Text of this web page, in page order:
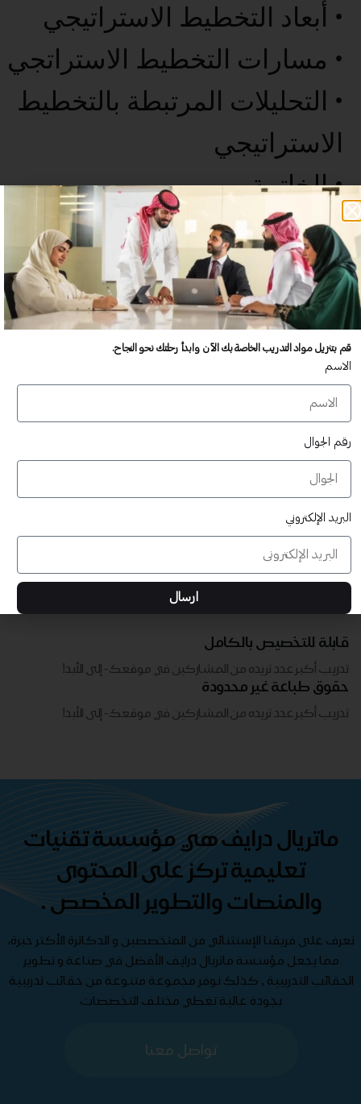
• أبعاد التخطيط الاستراتيجي
• مسارات التخطيط الاستراتجي
• التحليلات المرتبطة بالتخطيط
الاستراتيجي
• الخاتمة
عدد غير محدود من المستخدمين
تدريب أكبر عدد تريده من المشاركين في موقعك - ​​إلى الأبد!
لا توجد رسوم تجديد سنوية
تدريب أكبر عدد تريده من المشاركين في موقعك - ​​إلى الأبد!
قابلة للتخصيص بالكامل
تدريب أكبر عدد تريده من المشاركين في موقعك - ​​إلى الأبد!
حقوق طباعة غير محدودة
تدريب أكبر عدد تريده من المشاركين في موقعك - ​​إلى الأبد!
ماتريال درايف هي مؤسسة تقنيات
تعليمية تركز على المحتوى
والمنصات والتطوير المخصص .
تعرف على فريقنا الإستثنائي من المتخصصين و الدكاترة الأكثر خبرة،
مما يجعل مؤسسة ماتريال درايف الأفضل في صناعة و تطوير
الحقائب التدريبية , كذلك نوفر مجموعة متنوعة من حقائب تدريبية
بجودة عالية تغطي مختلف التخصصات
تواصل معنا
قم بتنزيل مواد التدريب الخاصة بك الآن وابدأ رحلتك نحو النجاح.
الاسم
رقم الجوال
البريد الإلكتروني
ارسال